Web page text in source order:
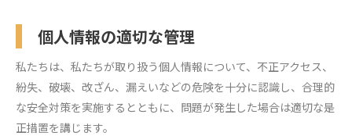
個人情報の適切な管理
私たちは、私たちが取り扱う個人情報について、不正アクセス、
紛失、破壊、改ざん、漏えいなどの危険を十分に認識し、合理的
な安全対策を実施するとともに、問題が発生した場合は適切な是
正措置を講じます。